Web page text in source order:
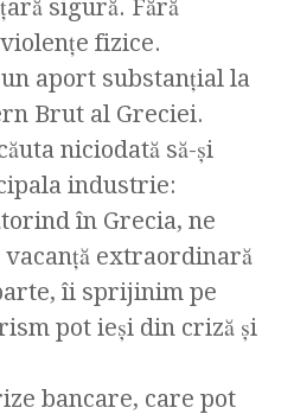
sigură. Fără
fizice.
aport substanţial la
Brut al Greciei.
niciodată să-şi
industrie:
în Grecia, ne
vacanţă extraordinară
îi sprijinim pe
pot ieşi din criză şi
bancare, care pot